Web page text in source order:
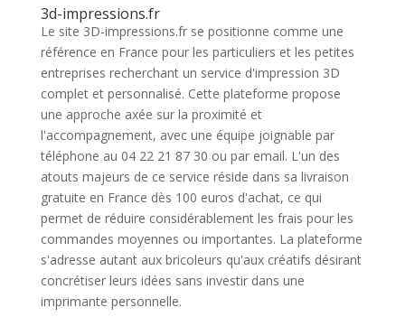
3d-impressions.fr
Le site 3D-impressions.fr se positionne comme une
référence en France pour les particuliers et les petites
entreprises recherchant un service d'impression 3D
complet et personnalisé. Cette plateforme propose
une approche axée sur la proximité et
l'accompagnement, avec une équipe joignable par
téléphone au 04 22 21 87 30 ou par email. L'un des
atouts majeurs de ce service réside dans sa livraison
gratuite en France dès 100 euros d'achat, ce qui
permet de réduire considérablement les frais pour les
commandes moyennes ou importantes. La plateforme
s'adresse autant aux bricoleurs qu'aux créatifs désirant
concrétiser leurs idées sans investir dans une
imprimante personnelle.